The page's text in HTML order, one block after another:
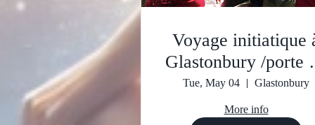
Voyage initiatique à
Glastonbury /porte
Chakra du coeur
terre
Tue, May 04 Glastonbury
More info